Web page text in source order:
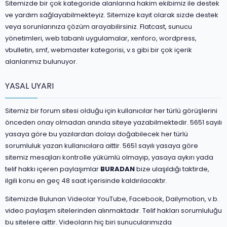
Sitemizde bir çok kategoride alanlarına hakim ekibimiz ile destek
ve yardım sağlayabilmekteyiz. Sitemize kayıt olarak sizde destek
veya sorunlarınıza çözüm arayabilirsiniz. Flatcast, sunucu
yönetimleri, web tabanlı uygulamalar, xenforo, wordpress,
vbulletin, smf, webmaster kategorisi, v.s gibi bir çok içerik
alanlarımız bulunuyor.
YASAL UYARI
Sitemiz bir forum sitesi olduğu için kullanıcılar her türlü görüşlerini
önceden onay olmadan anında siteye yazabilmektedir. 5651 sayılı
yasaya göre bu yazılardan dolayı doğabilecek her türlü
sorumluluk yazan kullanıcılara aittir. 5651 sayılı yasaya göre
sitemiz mesajları kontrolle yükümlü olmayıp, yasaya aykırı yada
telif hakkı içeren paylaşımlar BURADANbize ulaşıldığı taktirde,
ilgili konu en geç 48 saat içerisinde kaldırılacaktır.
Sitemizde Bulunan Videolar YouTube, Facebook, Dailymotion, v.b.
video paylaşım sitelerinden alınmaktadır. Telif hakları sorumluluğu
bu sitelere aittir. Videoların hiç biri sunucularımızda